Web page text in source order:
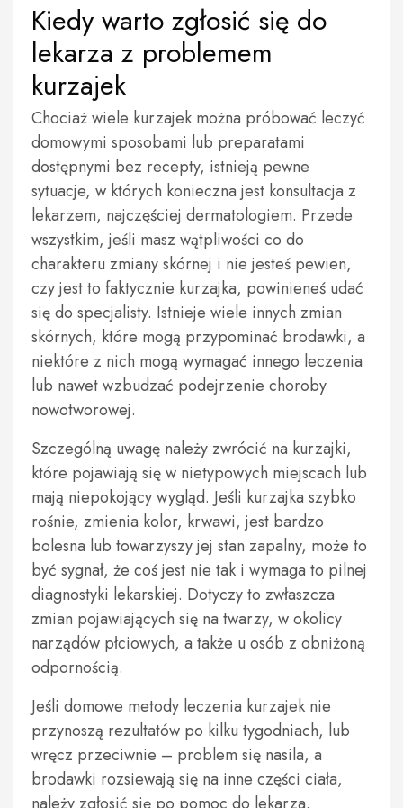
Kiedy warto zgłosić się do
lekarza z problemem
kurzajek
Chociaż wiele kurzajek można próbować leczyć
domowymi sposobami lub preparatami
dostępnymi bez recepty, istnieją pewne
sytuacje, w których konieczna jest konsultacja z
lekarzem, najczęściej dermatologiem. Przede
wszystkim, jeśli masz wątpliwości co do
charakteru zmiany skórnej i nie jesteś pewien,
czy jest to faktycznie kurzajka, powinieneś udać
się do specjalisty. Istnieje wiele innych zmian
skórnych, które mogą przypominać brodawki, a
niektóre z nich mogą wymagać innego leczenia
lub nawet wzbudzać podejrzenie choroby
nowotworowej.
Szczególną uwagę należy zwrócić na kurzajki,
które pojawiają się w nietypowych miejscach lub
mają niepokojący wygląd. Jeśli kurzajka szybko
rośnie, zmienia kolor, krwawi, jest bardzo
bolesna lub towarzyszy jej stan zapalny, może to
być sygnał, że coś jest nie tak i wymaga to pilnej
diagnostyki lekarskiej. Dotyczy to zwłaszcza
zmian pojawiających się na twarzy, w okolicy
narządów płciowych, a także u osób z obniżoną
odpornością.
Jeśli domowe metody leczenia kurzajek nie
przynoszą rezultatów po kilku tygodniach, lub
wręcz przeciwnie – problem się nasila, a
brodawki rozsiewają się na inne części ciała,